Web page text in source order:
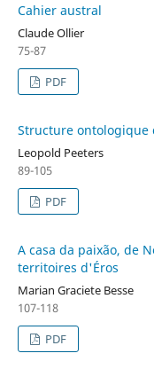
Cahier austral
Claude Ollier
75-87
PDF
Structure ontologique
Leopold Peeters
89-105
PDF
A casa da paixão, de
territoires d'Éros
Marian Graciete Besse
107-118
PDF